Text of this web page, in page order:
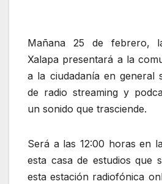
Mañana 25 de febrero,
Xalapa presentará a la
a la ciudadanía en general
de radio streaming y
un sonido que trasciende.
Será a las 12:00 horas en
esta casa de estudios que
esta estación radiofónica